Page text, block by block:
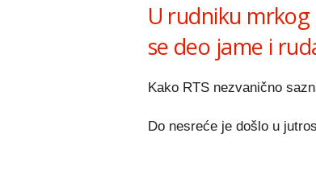
U rudniku mrkog
se deo jame i
Kako RTS nezvanično
Do nesreće je došlo u